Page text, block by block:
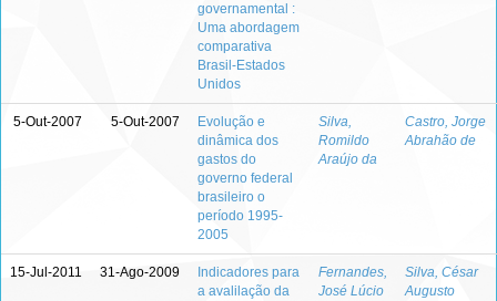
governamental :
Uma abordagem
comparativa
Brasil-Estados
Unidos
5-Out-2007 5-Out-2007
Evolução e
dinâmica dos
gastos do
governo federal
brasileiro o
período 1995-
2005
Silva,
Romildo
Araújo da
Castro, Jorge
Abrahão de
15-Jul-2011 31-Ago-2009
Indicadores para
a avalilação da
Fernandes,
José Lúcio
Silva, César
Augusto